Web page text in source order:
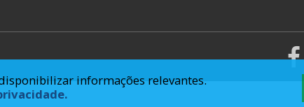
informações relevantes.